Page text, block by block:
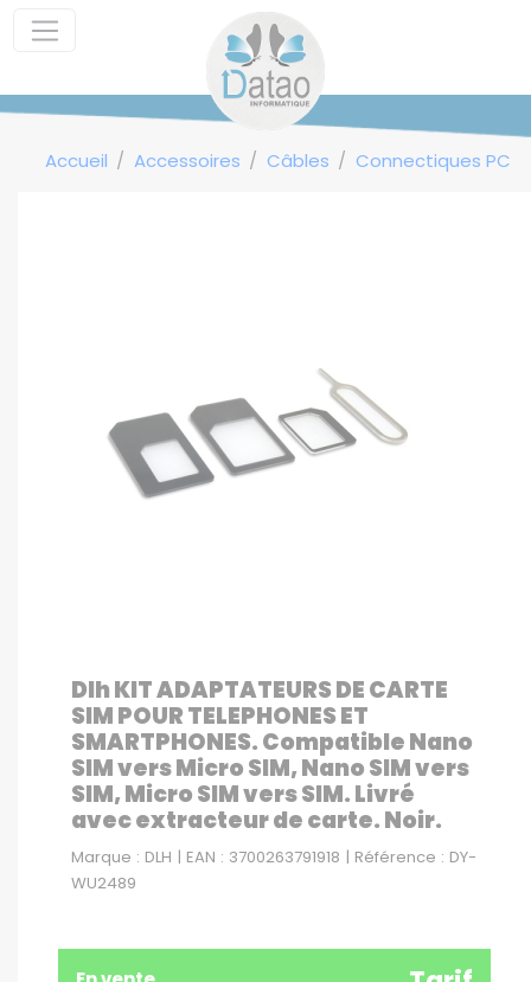
Accueil Accessoires Câbles Connectiques PC
Dlh KIT ADAPTATEURS DE CARTE
SIM POUR TELEPHONES ET
SMARTPHONES. Compatible Nano
SIM vers Micro SIM, Nano SIM vers
SIM, Micro SIM vers SIM. Livré
avec extracteur de carte. Noir.
Marque : DLH | EAN : 3700263791918 | Référence : DY-
WU2489
Panneau de gestion des cookies